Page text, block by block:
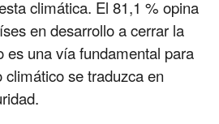
climática. El 81,1 % opina
en desarrollo a cerrar la
es una vía fundamental para
se traduzca en